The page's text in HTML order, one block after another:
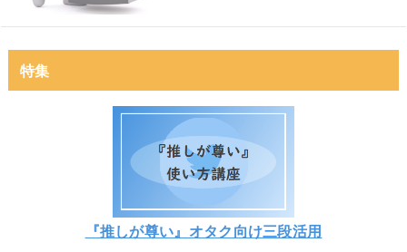
特集
『推しが尊い』オタク向け三段活用